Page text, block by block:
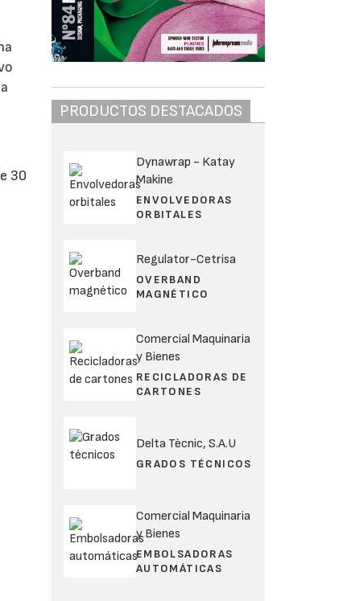
30
PRODUCTOS DESTACADOS
Dynawrap - Katay
Makine
ENVOLVEDORAS
ORBITALES
Regulator-Cetrisa
OVERBAND
MAGNÉTICO
Comercial Maquinaria
y Bienes
RECICLADORAS DE
CARTONES
Delta Tècnic, S.A.U
GRADOS TÉCNICOS
Comercial Maquinaria
y Bienes
EMBOLSADORAS
AUTOMÁTICAS